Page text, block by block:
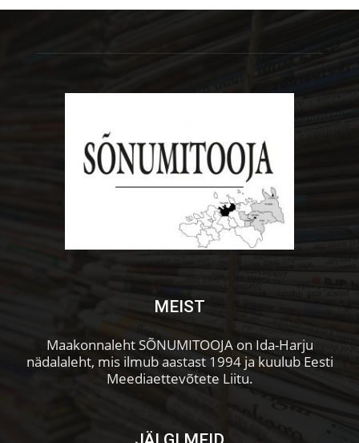
MEIST
Maakonnaleht SÕNUMITOOJA on Ida-Harju
nädalaleht, mis ilmub aastast 1994 ja kuulub Eesti
Meediaettevõtete Liitu.